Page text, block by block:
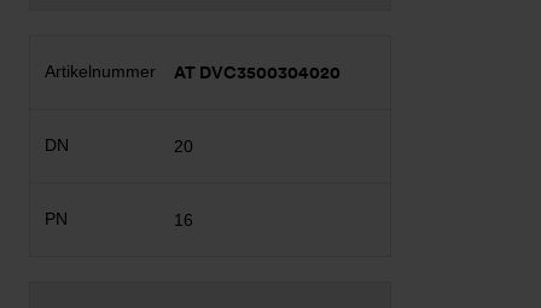
AT DVC3500304020
20
16